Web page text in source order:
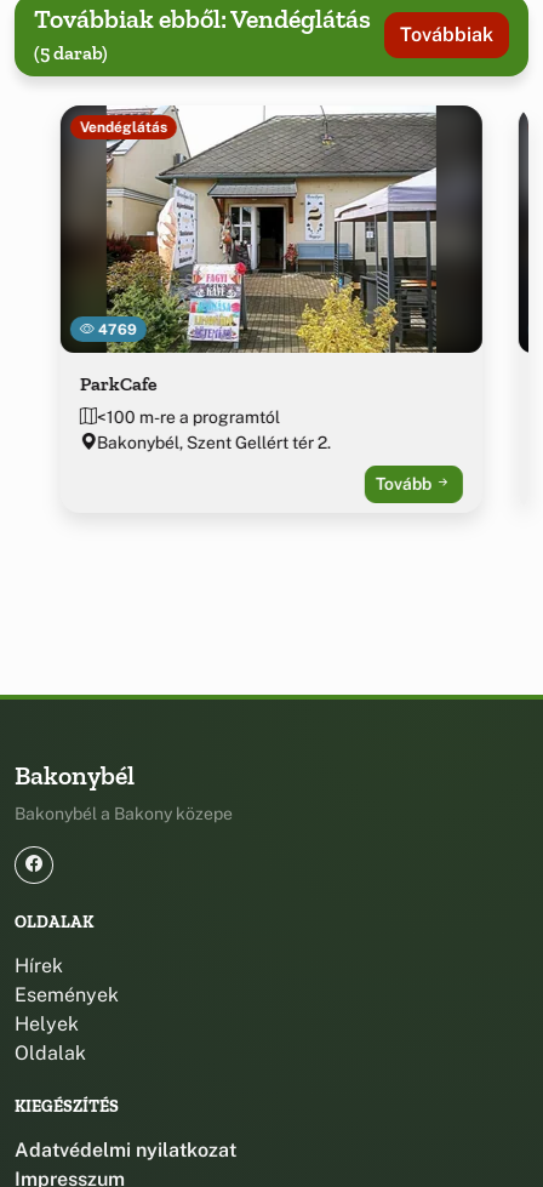
Továbbiak ebből: Vendéglátás
(5 darab)
Továbbiak
4769
Vendéglátás
ParkCafe
<100 m-re a programtól
Bakonybél, Szent Gellért tér 2.
Tovább
Bakonybél
Bakonybél a Bakony közepe
OLDALAK
Hírek
Események
Helyek
Oldalak
KIEGÉSZÍTÉS
Adatvédelmi nyilatkozat
Impresszum